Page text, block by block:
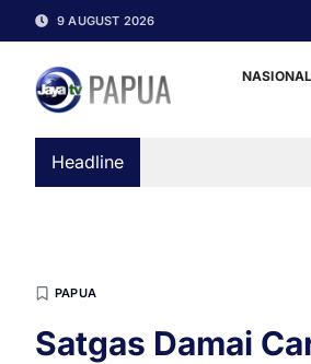
9 AUGUST 2026
NASIONAL
Headline
PAPUA
Satgas Damai